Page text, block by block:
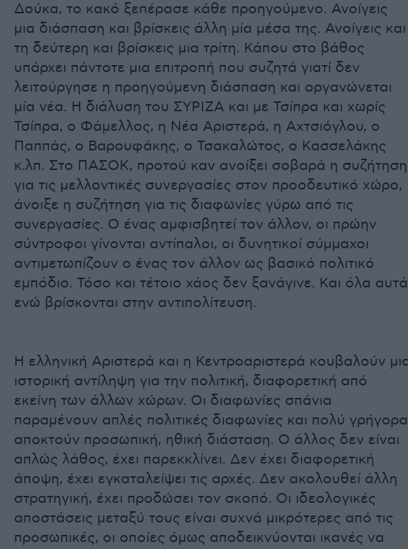
Δούκα, το κακό ξεπέρασε κάθε προηγούμενο. Ανοίγεις
μια διάσπαση και βρίσκεις άλλη μία μέσα της. Ανοίγεις και
τη δεύτερη και βρίσκεις μια τρίτη. Κάπου στο βάθος
υπάρχει πάντοτε μια επιτροπή που συζητά γιατί δεν
λειτούργησε η προηγούμενη διάσπαση και οργανώνεται
μία νέα. Η διάλυση του ΣΥΡΙΖΑ και με Τσίπρα και χωρίς
Τσίπρα, ο Φάμελλος, η Νέα Αριστερά, η Αχτσιόγλου, ο
Παππάς, ο Βαρουφάκης, ο Τσακαλώτος, ο Κασσελάκης
κ.λπ. Στο ΠΑΣΟΚ, προτού καν ανοίξει σοβαρά η συζήτηση
για τις μελλοντικές συνεργασίες στον προοδευτικό χώρο,
άνοιξε η συζήτηση για τις διαφωνίες γύρω από τις
συνεργασίες. Ο ένας αμφισβητεί τον άλλον, οι πρώην
σύντροφοι γίνονται αντίπαλοι, οι δυνητικοί σύμμαχοι
αντιμετωπίζουν ο ένας τον άλλον ως βασικό πολιτικό
εμπόδιο. Τόσο και τέτοιο χάος δεν ξανάγινε. Και όλα αυτά
ενώ βρίσκονται στην αντιπολίτευση.
Η ελληνική Αριστερά και η Κεντροαριστερά κουβαλούν
ιστορική αντίληψη για την πολιτική, διαφορετική από
εκείνη των άλλων χώρων. Οι διαφωνίες σπάνια
παραμένουν απλές πολιτικές διαφωνίες και πολύ γρήγορα
αποκτούν προσωπική, ηθική διάσταση. Ο άλλος δεν είναι
απλώς λάθος, έχει παρεκκλίνει. Δεν έχει διαφορετική
άποψη, έχει εγκαταλείψει τις αρχές. Δεν ακολουθεί άλλη
στρατηγική, έχει προδώσει τον σκοπό. Οι ιδεολογικές
αποστάσεις μεταξύ τους είναι συχνά μικρότερες από τις
προσωπικές, οι οποίες όμως αποδεικνύονται ικανές να